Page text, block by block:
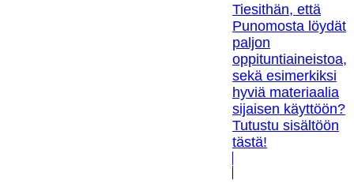
Tiesithän, että
Punomosta löydät
paljon
oppituntiaineistoa,
sekä esimerkiksi
hyviä materiaalia
sijaisen käyttöön?
Tutustu sisältöön
tästä!